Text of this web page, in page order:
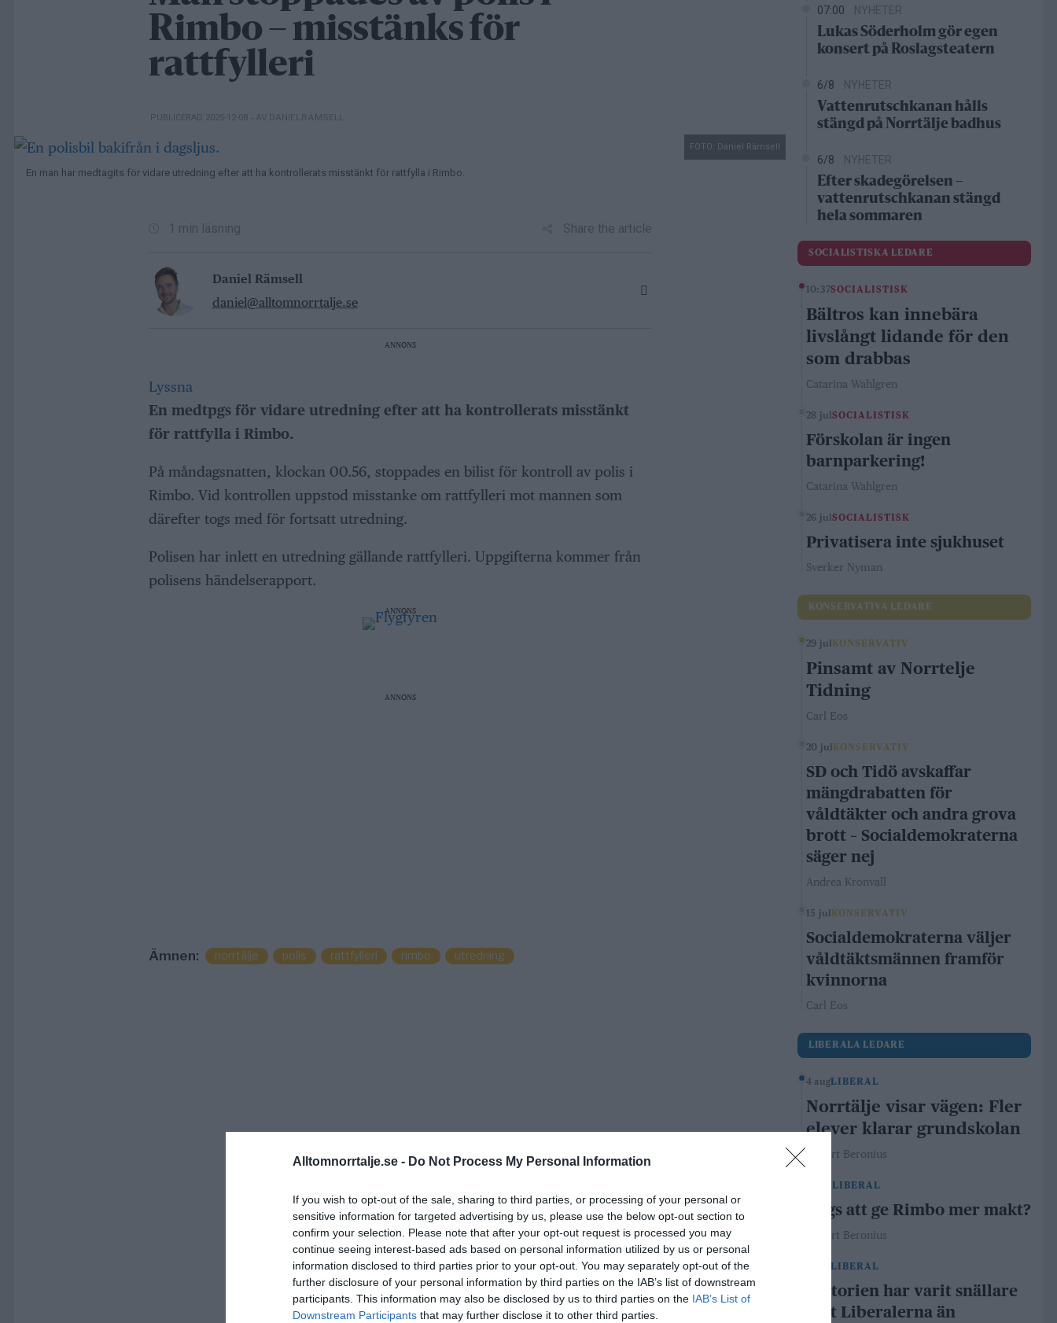
Alltomnorrtalje.se - Do Not Process My Personal Information
If you wish to opt-out of the sale, sharing to third parties, or processing of your personal or
sensitive information for targeted advertising by us, please use the below opt-out section to
confirm your selection. Please note that after your opt-out request is processed you may
continue seeing interest-based ads based on personal information utilized by us or personal
information disclosed to third parties prior to your opt-out. You may separately opt-out of the
further disclosure of your personal information by third parties on the IAB’s list of downstream
participants. This information may also be disclosed by us to third parties on the IAB’s List of
Downstream Participants that may further disclose it to other third parties.
Rimbo – misstänks för
rattfylleri
PUBLICERAD 2025-12-08 – AV DANIEL RÄMSELL
FOTO: Daniel Rämsell
En man har medtagits för vidare utredning efter att ha kontrollerats misstänkt för rattfylla i Rimbo.
1 min läsning Share the article
Daniel Rämsell
daniel@alltomnorrtalje.se
ANNONS
Lyssna
En medtpgs för vidare utredning efter att ha kontrollerats misstänkt
för rattfylla i Rimbo.
På måndagsnatten, klockan 00.56, stoppades en bilist för kontroll av polis i
Rimbo. Vid kontrollen uppstod misstanke om rattfylleri mot mannen som
därefter togs med för fortsatt utredning.
Polisen har inlett en utredning gällande rattfylleri. Uppgifterna kommer från
polisens händelserapport.
ANNONS
ANNONS
Ämnen: norrtälje polis rattfylleri rimbo utredning
07:00 NYHETER
Lukas Söderholm gör egen
konsert på Roslagsteatern
6/8 NYHETER
Vattenrutschkanan hålls
stängd på Norrtälje badhus
6/8 NYHETER
Efter skadegörelsen –
vattenrutschkanan stängd
hela sommaren
SOCIALISTISKA LEDARE
10:37SOCIALISTISK
Bältros kan innebära
livslångt lidande för den
som drabbas
Catarina Wahlgren
28 julSOCIALISTISK
Förskolan är ingen
barnparkering!
Catarina Wahlgren
26 julSOCIALISTISK
Privatisera inte sjukhuset
Sverker Nyman
KONSERVATIVA LEDARE
29 jul KONSERVATIV
Pinsamt av Norrtelje
Tidning
Carl Eos
20 jul KONSERVATIV
SD och Tidö avskaffar
mängdrabatten för
våldtäkter och andra grova
brott – Socialdemokraterna
säger nej
Andrea Kronvall
15 jul KONSERVATIV
Socialdemokraterna väljer
våldtäktsmännen framför
kvinnorna
Carl Eos
LIBERALA LEDARE
4 augLIBERAL
Norrtälje visar vägen: Fler
elever klarar grundskolan
Robert Beronius
29 julLIBERAL
Dags att ge Rimbo mer makt?
Robert Beronius
LIBERAL
Historien har varit snällare
mot Liberalerna än